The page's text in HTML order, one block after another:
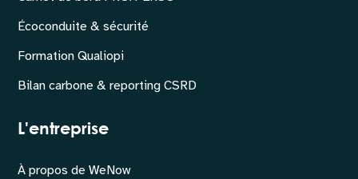
Écoconduite & sécurité
Formation Qualiopi
Bilan carbone & reporting CSRD
L'entreprise
À propos de WeNow